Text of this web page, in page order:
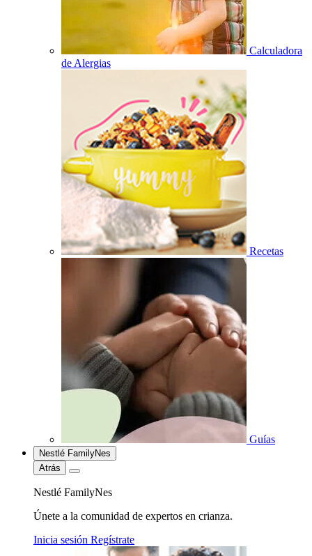
Calculadora
de Alergias
Recetas
Guías
Nestlé FamilyNes
Atrás
Nestlé FamilyNes
Únete a la comunidad de expertos en crianza.
Inicia sesión Regístrate